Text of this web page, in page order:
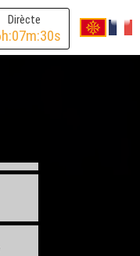
Dirècte
h:07m:30s